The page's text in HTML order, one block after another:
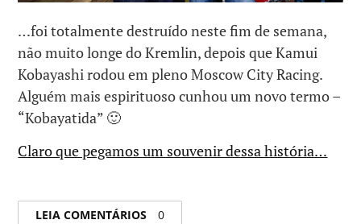
…foi totalmente destruído neste fim de semana,
não muito longe do Kremlin, depois que Kamui
Kobayashi rodou em pleno Moscow City Racing.
Alguém mais espirituoso cunhou um novo termo –
“Kobayatida” 🙂
Claro que pegamos um souvenir dessa história…
LEIA COMENTÁRIOS 0